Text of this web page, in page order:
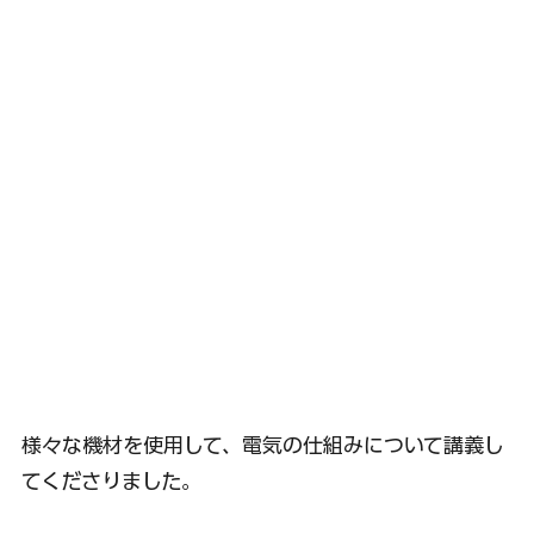
様々な機材を使用して、電気の仕組みについて講義し
てくださりました。